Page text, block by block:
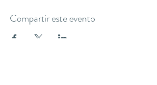
Compartir este evento